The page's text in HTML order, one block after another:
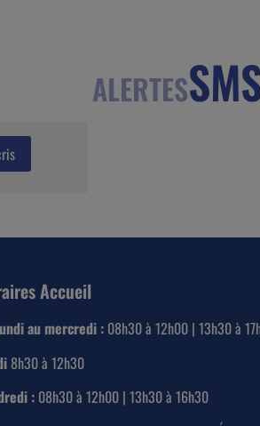
ALERTES
Accueil
au mercredi :08h30 à 12h00 | 13h30 à
8h30 à 12h30
:08h30 à 12h00 | 13h30 à 16h30